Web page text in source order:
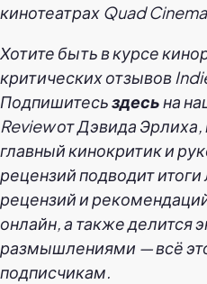
кинотеатрах Quad
Хотите быть в курсе
критических отзывов
Подпишитесьздесьна
Review от Дэвида
главный кинокритик и
рецензий подводит
рецензий и
онлайн, а также делится
размышлениями — всё
подписчикам.